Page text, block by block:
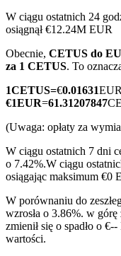
TradFi
Instrumenty
towary
Kontrakty
Kontrakty futures
W ciągu ostatnich 24
osiągnął €12.24M EUR
Obecnie, CETUS do
za 1 CETUS. To
1CETUS=€0.01631EUR
€1EUR=61.31207847
(Uwaga: opłaty za
W ciągu ostatnich 7 dni
o 7.42%.W ciągu
osiągając maksimum €0
W porównaniu do
wzrosła o 3.86%. w
zmienił się o spadło o
wartości.